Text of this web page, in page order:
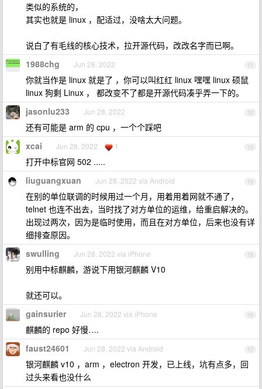
类似的系统的，
其实也就是 linux ，配适过，没啥太大问题。
说白了有毛线的核心技术，拉开源代码，改改名字而已啊。
11
1988chg Jun 28, 2022
你就当作是 linux 就是了 ，你可以叫红红 linux 嘿嘿 linux 硕鼠
linux 狗剩 Linux ， 都改变不了都是开源代码凑乎弄一下的。
12
jasonlu233 Jun 28, 2022
还有可能是 arm 的 cpu ，一个个踩吧
13
xcai Jun 28, 2022 1
打开中标官网 502 .....
14
liuguangxuan Jun 28, 2022 via Android
在别的单位联调的时候用过一个月，用着用着网就不通了，
telnet 也连不出去，当时找了对方单位的运维，给重启解决的。
出现过两次，因为是临时使用，而且在对方单位，后来也没有详
细排查原因。
15
swulling Jun 28, 2022 via iPhone
别用中标麒麟，游说下用银河麒麟 V10
就还可以。
16
gainsurier Jun 28, 2022 via iPhone
麒麟的 repo 好慢….
17
faust24601 Jun 28, 2022 via Android
银河麒麟 v10 ，arm ，electron 开发，已上线，坑有点多，回
过头来看也没什么